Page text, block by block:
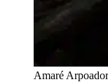
Amaré